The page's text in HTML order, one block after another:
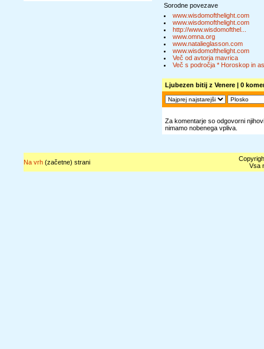
Sorodne povezave
www.wisdomofthelight.com
www.wisdomofthelight.com
http://www.wisdomofthel...
www.omna.org
www.natalieglasson.com
www.wisdomofthelight.com
Več od avtorja mavrica
Več s področja * Horoskop in
Ljubezen bitij z Venere | 0
Za komentarje so odgovorni
nimamo nobenega vpliva.
Na vrh(začetne) strani
Vsa